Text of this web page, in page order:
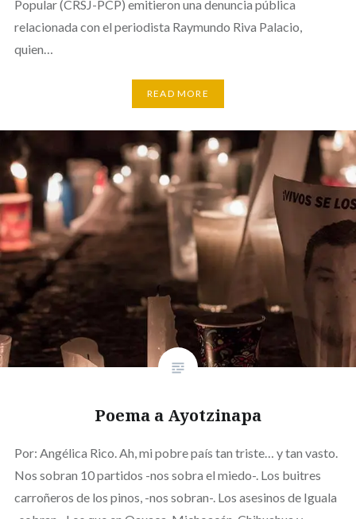
Popular (CRSJ-PCP) emitieron una denuncia pública
relacionada con el periodista Raymundo Riva Palacio,
quien…
READ MORE
Poema a Ayotzinapa
Por: Angélica Rico. Ah, mi pobre país tan triste… y tan vasto.
Nos sobran 10 partidos -nos sobra el miedo-. Los buitres
carroñeros de los pinos, -nos sobran-. Los asesinos de Iguala